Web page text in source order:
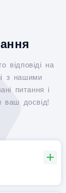
відповіді на
з нашими
питання і
ваш досвід!